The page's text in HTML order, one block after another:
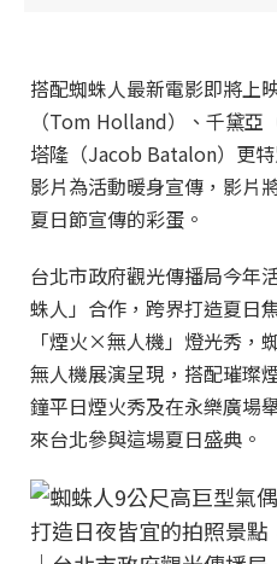
搭配蜘蛛人最新電影即將上
（Tom Holland）、千黛亞
塔隆（Jacob Batalon）更
影片為活動暖身宣傳，影片
夏日節宣傳的彩蛋。
台北市政府觀光傳播局今年
蛛人」合作，跨界打造夏日
「煙火×無人機」燈光秀，
無人機展演呈現，搭配璀璨
鐘平日煙火秀及在永樂廣場
來台北參與這場夏日盛典。